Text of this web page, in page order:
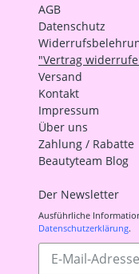
AGB
Datenschutz
"Vertrag
Versand
Kontakt
Impressum
Über uns
Zahlung / Rabatte
Beautyteam Blog
Der Newsletter
Ausführliche
Datenschutzerklärung.
Abonnieren